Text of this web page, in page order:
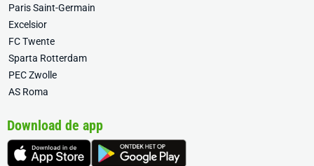
Paris Saint-Germain
Excelsior
FC Twente
Sparta Rotterdam
PEC Zwolle
AS Roma
Download de app